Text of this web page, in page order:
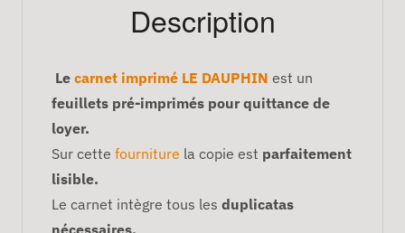
Description
Le carnet imprimé LE DAUPHIN est un
feuillets pré-imprimés pour quittance de
loyer.
Sur cette fourniture la copie est parfaitement
lisible.
Le carnet intègre tous les duplicatas
nécessaires.